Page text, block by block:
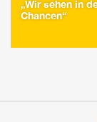
„Wir sehen in
Chancen“